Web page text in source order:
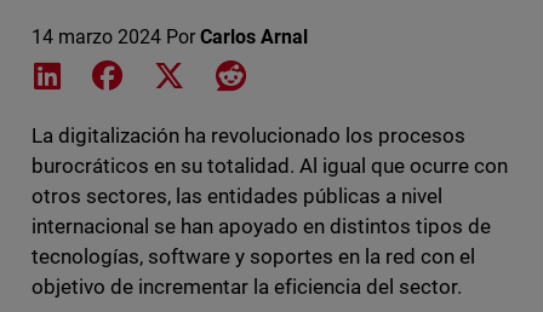
14 marzo 2024 Por Carlos Arnal
Share on LinkedIn
Share on Facebook
Share on XShare on Reddit
La digitalización ha revolucionado los procesos
burocráticos en su totalidad. Al igual que ocurre con
otros sectores, las entidades públicas a nivel
internacional se han apoyado en distintos tipos de
tecnologías, software y soportes en la red con el
objetivo de incrementar la eficiencia del sector.